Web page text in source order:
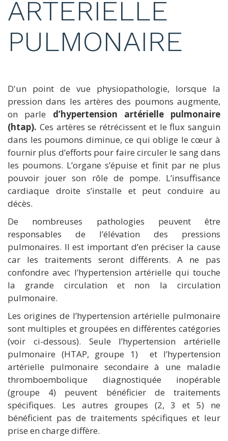
ARTÉRIELLE
PULMONAIRE
D'un point de vue physiopathologie, lorsque la
pression dans les artères des poumons augmente,
on parle d’hypertension artérielle pulmonaire
(htap). Ces artères se rétrécissent et le flux sanguin
dans les poumons diminue, ce qui oblige le cœur à
fournir plus d’efforts pour faire circuler le sang dans
les poumons. L’organe s’épuise et finit par ne plus
pouvoir jouer son rôle de pompe. L’insuffisance
cardiaque droite s’installe et peut conduire au
décès.
De nombreuses pathologies peuvent être
responsables de l’élévation des pressions
pulmonaires. Il est important d’en préciser la cause
car les traitements seront différents. A ne pas
confondre avec l’hypertension artérielle qui touche
la grande circulation et non la circulation
pulmonaire.
Les origines de l’hypertension artérielle pulmonaire
sont multiples et groupées en différentes catégories
(voir ci-dessous). Seule l’hypertension artérielle
pulmonaire (HTAP, groupe 1) et l’hypertension
artérielle pulmonaire secondaire à une maladie
thromboembolique diagnostiquée inopérable
(groupe 4) peuvent bénéficier de traitements
spécifiques. Les autres groupes (2, 3 et 5) ne
bénéficient pas de traitements spécifiques et leur
prise en charge diffère.